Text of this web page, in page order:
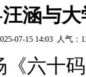
涵与
07-15 14:03 人气：
《六十